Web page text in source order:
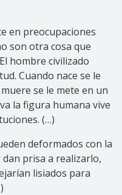
en preocupaciones
son otra cosa que
hombre civilizado
Cuando nace se le
se le mete en un
la figura humana vive
(…)
deformados con la
prisa a realizarlo,
lisiados para